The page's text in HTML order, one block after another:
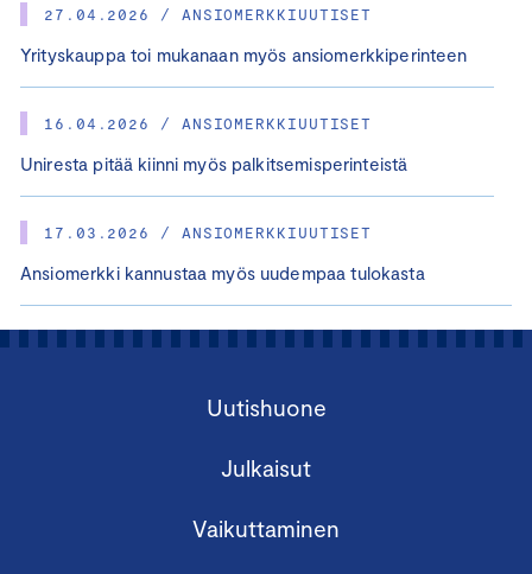
27.04.2026 / ANSIOMERKKIUUTISET
Yrityskauppa toi mukanaan myös ansiomerkkiperinteen
16.04.2026 / ANSIOMERKKIUUTISET
Uniresta pitää kiinni myös palkitsemisperinteistä
17.03.2026 / ANSIOMERKKIUUTISET
Ansiomerkki kannustaa myös uudempaa tulokasta
Uutishuone
Julkaisut
Vaikuttaminen